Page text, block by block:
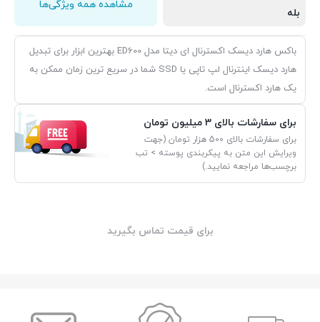
بله
مشاهده همه ویژگی‌ها
باکس هارد دیسک اکسترنال ای دیتا مدل ED600 بهترین ابزار برای تبدیل
هارد دیسک اینترنال لپ تاپی یا SSD شما در سریع ترین زمان ممکن به
یک هارد اکسترنال است.
برای سفارشات بالای 3 میلیون تومان
برای سفارشات بالای 500 هزار تومان (جهت
ویرایش این متن به پیکربندی پوسته > تب
برچسب‌ها مراجعه نمایید.)
برای قیمت تماس بگیرید